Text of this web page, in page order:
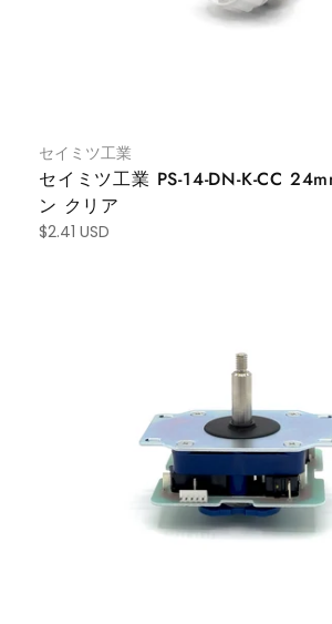
セイミツ工業
セイミツ工業 PS-14-DN-K-CC
ン クリア
$2.41 USD